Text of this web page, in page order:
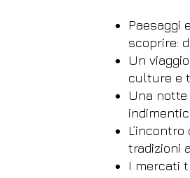
Paesaggi
scoprire:
Un
culture e
Una
tradizioni
I mercati